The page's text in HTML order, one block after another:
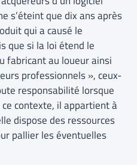
s’éteint que dix ans après
qui a causé le
que si la loi étend le
fabricant au loueur ainsi
professionnels », ceux-
responsabilité lorsque
contexte, il appartient à
dispose des ressources
pallier les éventuelles